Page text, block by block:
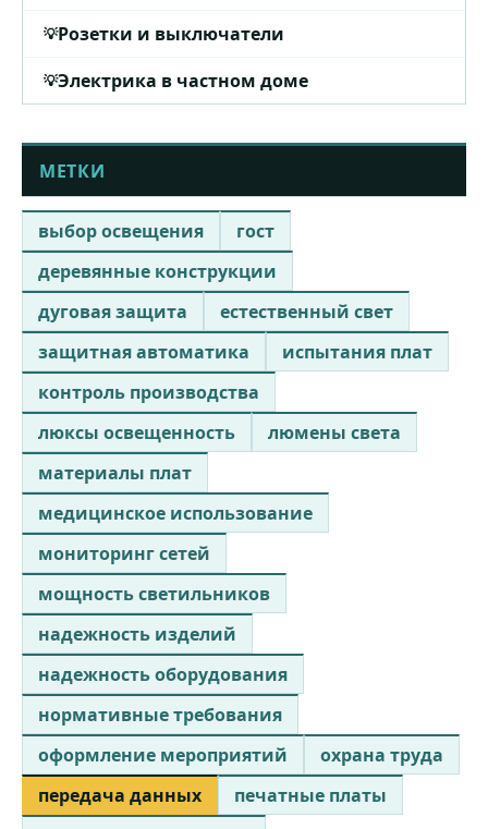
Розетки и выключатели
Электрика в частном доме
МЕТКИ
выбор освещения
гост
деревянные конструкции
дуговая защита
естественный свет
защитная автоматика
испытания плат
контроль производства
люксы освещенность
люмены света
материалы плат
медицинское использование
мониторинг сетей
мощность светильников
надежность изделий
надежность оборудования
нормативные требования
оформление мероприятий
охрана труда
передача данных
печатные платы